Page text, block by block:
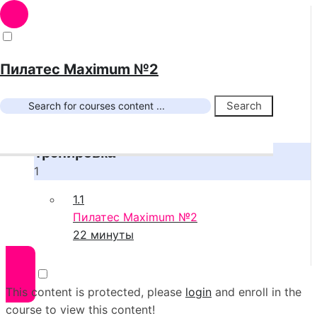
Учебная программа
1 Lesson
Тренировка
1
1.1
Пилатес Maximum №2
22 минуты
Пилатес Maximum №2
Search
This content is protected, please login and enroll in the
course to view this content!